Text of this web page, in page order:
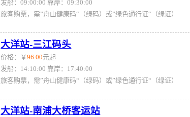
发船：09:00:00 靠岸：09:30:00
旅客购票，需”舟山健康码“（绿码）或”绿色通行证“（绿证）
大洋站-三江码头
价格：￥96.00元起
发船：14:10:00 靠岸：17:40:00
旅客购票，需”舟山健康码“（绿码）或”绿色通行证“（绿证）
大洋站-南浦大桥客运站